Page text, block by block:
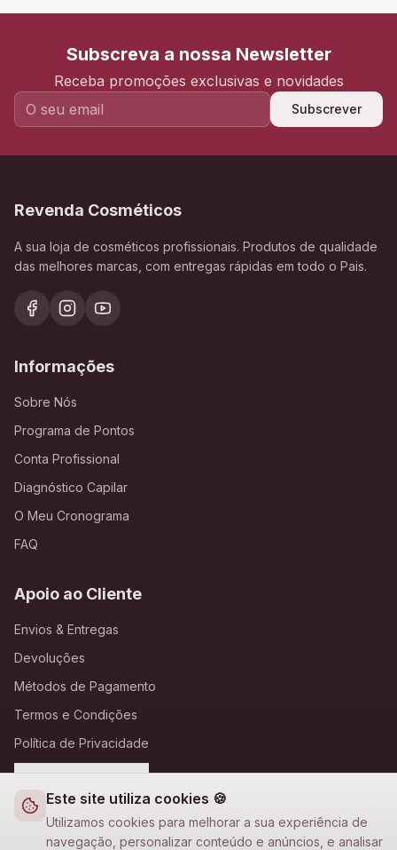
Este site utiliza cookies 🍪
Utilizamos cookies para melhorar a sua experiência de
navegação, personalizar conteúdo e anúncios, e analisar
Subscreva a nossa Newsletter
Receba promoções exclusivas e novidades
Subscrever
Revenda Cosméticos
A sua loja de cosméticos profissionais. Produtos de qualidade
das melhores marcas, com entregas rápidas em todo o Pais.
Informações
Sobre Nós
Programa de Pontos
Conta Profissional
Diagnóstico Capilar
O Meu Cronograma
FAQ
Apoio ao Cliente
Envios & Entregas
Devoluções
Métodos de Pagamento
Termos e Condições
Política de Privacidade
Definições de Cookies
A Loja Nova